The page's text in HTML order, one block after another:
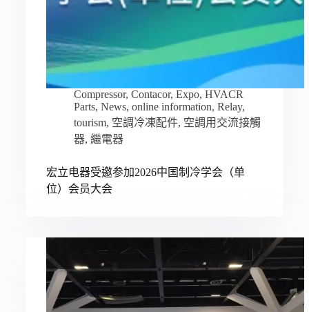
Compressor, Contacor, Expo, HVACR
Parts, News, online information, Relay,
tourism, 空調冷凍配件, 空調用交流接觸
器, 繼電器
宏立电器受邀参加2026中国制冷学会（单
位）会员大会